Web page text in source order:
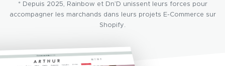
* Depuis 2025, Rainbow et Dn’D unissent leurs forces pour
accompagner les marchands dans leurs projets E-Commerce sur
Shopify.